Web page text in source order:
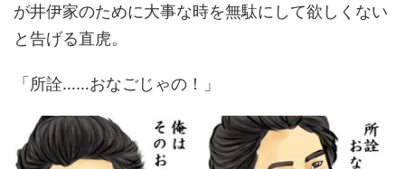
が井伊家のために大事な時を無駄にして欲しくない
と告げる直虎。
「所詮……おなごじゃの！」